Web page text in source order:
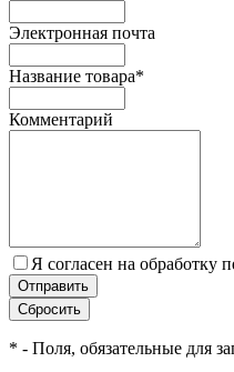
Электронная почта
Название товара*
Комментарий
Я согласен на обработку
* - Поля, обязательные для